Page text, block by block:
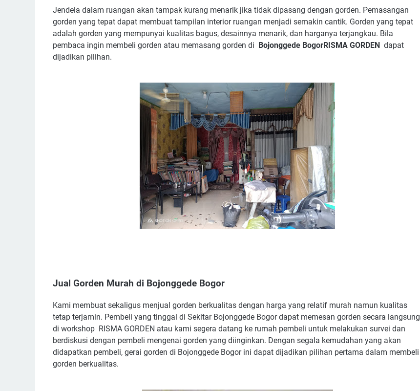
Jendela dalam ruangan akan tampak kurang menarik jika tidak dipasang dengan gorden. Pemasangan
gorden yang tepat dapat membuat tampilan interior ruangan menjadi semakin cantik. Gorden yang tepat
adalah gorden yang mempunyai kualitas bagus, desainnya menarik, dan harganya terjangkau. Bila
pembaca ingin membeli gorden atau memasang gorden di Bojonggede BogorRISMA GORDEN dapat
dijadikan pilihan.
Jual Gorden Murah di Bojonggede Bogor
Kami membuat sekaligus menjual gorden berkualitas dengan harga yang relatif murah namun kualitas
tetap terjamin. Pembeli yang tinggal di Sekitar Bojonggede Bogor dapat memesan gorden secara langsung
di workshop RISMA GORDEN atau kami segera datang ke rumah pembeli untuk melakukan survei dan
berdiskusi dengan pembeli mengenai gorden yang diinginkan. Dengan segala kemudahan yang akan
didapatkan pembeli, gerai gorden di Bojonggede Bogor ini dapat dijadikan pilihan pertama dalam membeli
gorden berkualitas.